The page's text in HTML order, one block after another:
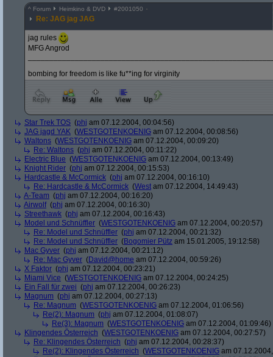
^ Forum Heimkino & DVD #2001050
Re: JAG jag JAG
jag rules
MFG Angrod
bombing for freedom is like fu**ing for virginity
Star Trek TOS (phj am 07.12.2004, 00:04:56)
JAG jagd YAK (WESTGOTENKOENIG am 07.12.2004, 00:08:56)
Waltons (WESTGOTENKOENIG am 07.12.2004, 00:09:20)
Re: Waltons (phj am 07.12.2004, 00:11:22)
Electric Blue (WESTGOTENKOENIG am 07.12.2004, 00:13:49)
Knight Rider (phj am 07.12.2004, 00:15:53)
Hardcastle & McCormick (phj am 07.12.2004, 00:16:10)
Re: Hardcastle & McCormick (West am 07.12.2004, 14:49:43)
A-Team (phj am 07.12.2004, 00:16:20)
Airwolf(phj am 07.12.2004, 00:16:30)
Streethawk (phj am 07.12.2004, 00:16:43)
Model und Schnüffler (WESTGOTENKOENIG am 07.12.2004, 00:20:57)
Re: Model und Schnüffler (phj am 07.12.2004, 00:21:32)
Re: Model und Schnüffler (Bogomier Pütz am 15.01.2005, 19:12:58)
Mac Gyver (phj am 07.12.2004, 00:21:12)
Re: Mac Gyver (David@home am 07.12.2004, 00:59:26)
X Faktor (phj am 07.12.2004, 00:23:21)
Miami Vice (WESTGOTENKOENIG am 07.12.2004, 00:24:25)
Ein Fall für zwei (phj am 07.12.2004, 00:26:23)
Magnum (phj am 07.12.2004, 00:27:13)
Re: Magnum (WESTGOTENKOENIG am 07.12.2004, 01:06:56)
Re(2): Magnum (phj am 07.12.2004, 01:08:07)
Re(3): Magnum (WESTGOTENKOENIG am 07.12.2004, 01:09:46)
Klingendes Österreich (WESTGOTENKOENIG am 07.12.2004, 00:27:57)
Re: Klingendes Österreich (phj am 07.12.2004, 00:28:37)
Re(2): Klingendes Österreich (WESTGOTENKOENIG am